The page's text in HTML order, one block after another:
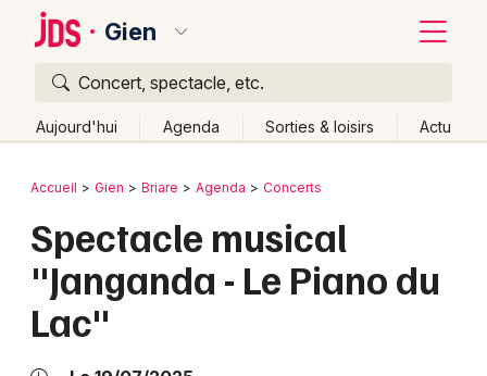
Gien
Concert, spectacle, etc.
Aujourd'hui Agenda Sorties & loisirs Actu
Publier un événement
Grands événements
Bordeaux
Colmar
Lille
Retour
Accueil Gien Briare Agenda Concerts
Spectacle musical
"Janganda - Le Piano du
Lac"
Quoi ?
Où ?
Près de moi
Changer de lieu
Quand ?
Effacer les dates
Aujourd'hui